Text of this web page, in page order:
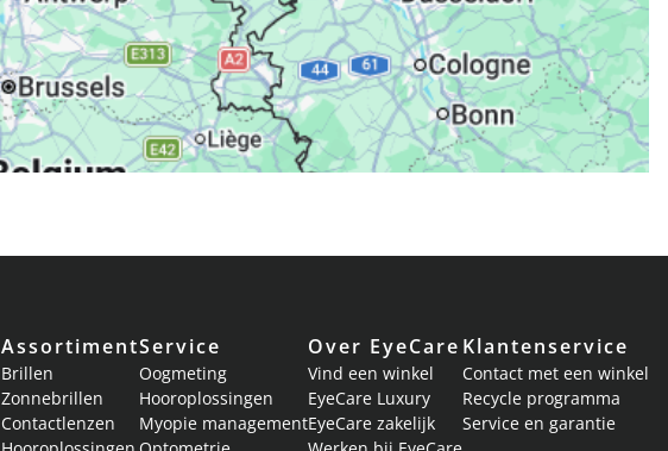
Assortiment
Brillen
Zonnebrillen
Contactlenzen
Service
Oogmeting
Hooroplossingen
Myopie management
Over EyeCare
Vind een winkel
EyeCare Luxury
EyeCare zakelijk
Klantenservice
Contact met een winkel
Recycle programma
Service en garantie